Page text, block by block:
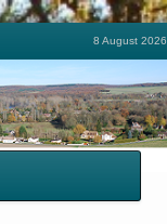
8 August 2026